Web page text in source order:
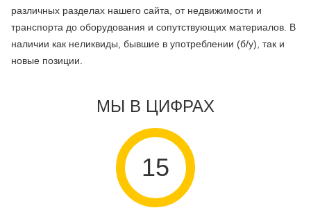
различных разделах нашего сайта, от недвижимости и
транспорта до оборудования и сопутствующих материалов. В
наличии как неликвиды, бывшие в употреблении (б/у), так и
новые позиции.
МЫ В ЦИФРАХ
15